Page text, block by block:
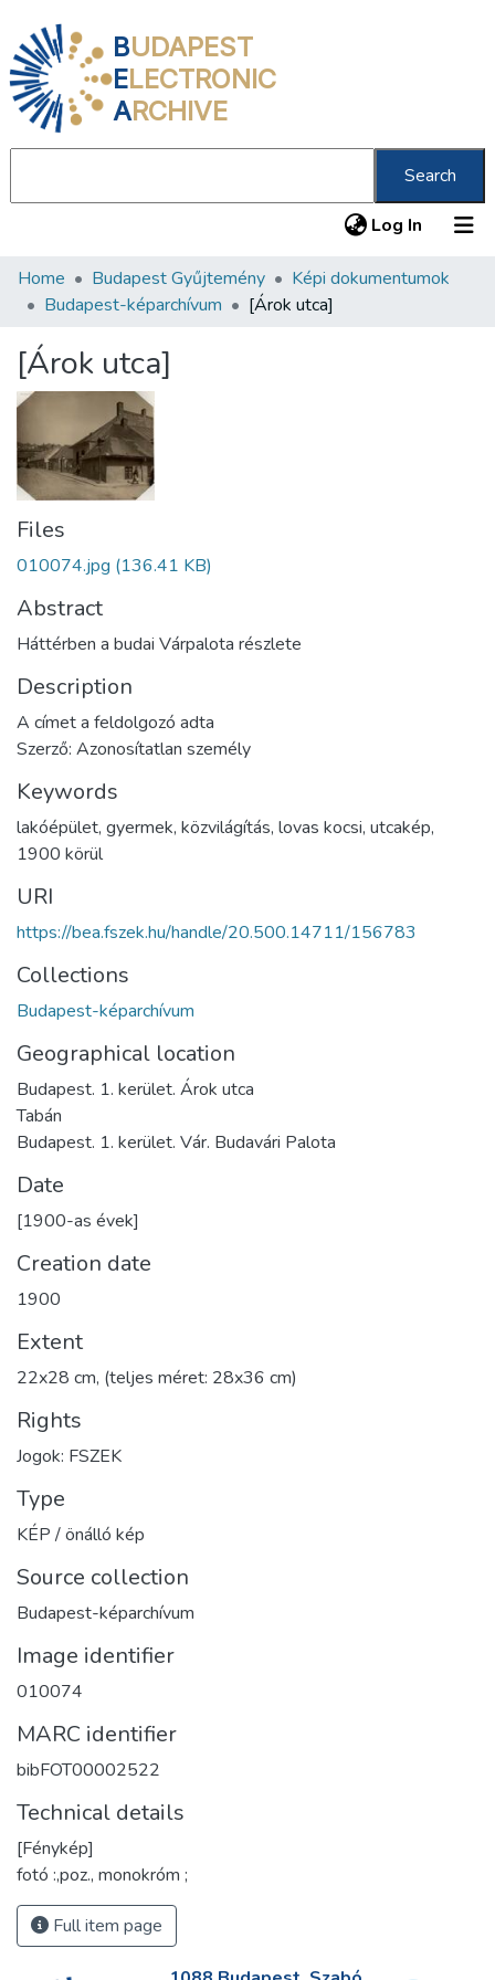
BUDAPEST
ELECTRONIC
ARCHIVE
Search
Log In (current)
Communities & Collections
Statistics
About us
Home Budapest Gyűjtemény
Képi dokumentumok
Budapest-képarchívum
[Árok utca]
[Árok utca]
Files
010074.jpg (136.41 KB)
Abstract
Háttérben a budai Várpalota részlete
Description
A címet a feldolgozó adta
Szerző: Azonosítatlan személy
Keywords
lakóépület, gyermek, közvilágítás, lovas kocsi, utcakép,
1900 körül
URI
https://bea.fszek.hu/handle/20.500.14711/156783
Collections
Budapest-képarchívum
Geographical location
Budapest. 1. kerület. Árok utca
Tabán
Budapest. 1. kerület. Vár. Budavári Palota
Date
[1900-as évek]
Creation date
1900
Extent
22x28 cm, (teljes méret: 28x36 cm)
Rights
Jogok: FSZEK
Type
KÉP / önálló kép
Source collection
Budapest-képarchívum
Image identifier
010074
MARC identifier
bibFOT00002522
Technical details
[Fénykép]
fotó :,poz., monokróm ;
Full item page